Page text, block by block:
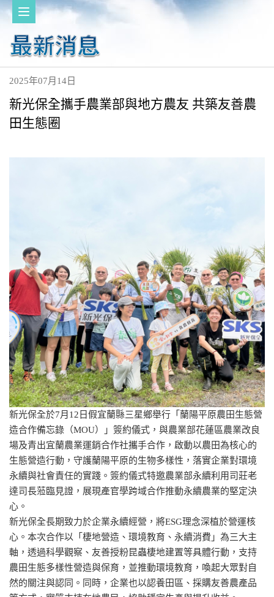
2025年07月14日
新光保全攜手農業部與地方農友 共築友善農
田生態圈
新光保全於7月12日假宜蘭縣三星鄉舉行「蘭陽平原農田生態營
造合作備忘錄（MOU）」簽約儀式，與農業部花蓮區農業改良
場及青出宜蘭農業運銷合作社攜手合作，啟動以農田為核心的
生態營造行動，守護蘭陽平原的生物多樣性，落實企業對環境
永續與社會責任的實踐。簽約儀式特邀農業部永續利用司莊老
達司長蒞臨見證，展現產官學跨域合作推動永續農業的堅定決
心。
新光保全長期致力於企業永續經營，將ESG理念深植於營運核
心。本次合作以「棲地營造、環境教育、永續消費」為三大主
軸，透過科學觀察、友善授粉昆蟲棲地建置等具體行動，支持
農田生態多樣性營造與保育，並推動環境教育，喚起大眾對自
然的關注與認同。同時，企業也以認養田區、採購友善農產品